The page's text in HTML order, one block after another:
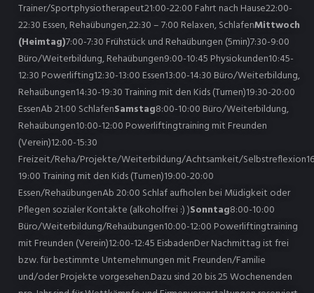
Trainer/Sportphysiotherapeut21:00-22:00 Fahrt nach Hause22:00-
22:30 Essen, Rehaübungen,22:30 – 7:00 Relaxen, SchlafenMittwoch
(Heimtag)7:00-7:30 Frühstück und Rehaübungen (5min)7:30-9:00
Büro/Weiterbildung, Rehaübungen9:00-10:45 Physiokunden10:45-
12:30 Powerlifting12:30-13:00 Essen13:00-14:30 Büro/Weiterbildung,
Rehaübungen14:30-19:30 Training mit den Kids (Turnen)19:30-20:00
EssenAb 21:00 SchlafenSamstag8:00-10:00 Büro/Weiterbildung,
Rehaübungen10:00-12:00 Powerliftingtraining mit Freunden
(Verein)12:00-15:30
Freizeit/Reha/Projekte/Weiterbildung/Achtsamkeit/
19:00 Training mit den Kids (Turnen)19:00-20:00
Essen/RehaübungenAb 20:00 Schlaf aufholen bei Müdigkeit oder
Pflegen sozialer Kontakte (alkoholfrei :) )Sonntag8:00-10:00
Büro/Weiterbildung/Rehaübungen10:00-12:00 Powerliftingtraining
mit Freunden (Verein)12:00-12:45 EisbadenDer Nachmittag ist frei
bzw. für bestimmte Unternehmungen mit Freunden/Familie
und/oder Projekte vorgesehen.Dazu sind 20 bis 25 Wochenenden